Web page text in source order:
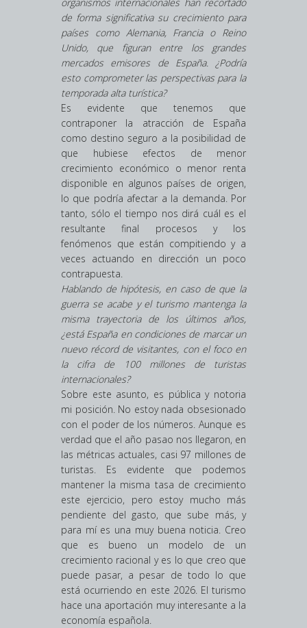
de forma significativa su crecimiento para
países como Alemania, Francia o Reino
Unido, que figuran entre los grandes
mercados emisores de España. ¿Podría
esto comprometer las perspectivas para la
temporada alta turística?
Es evidente que tenemos que
contraponer la atracción de España
como destino seguro a la posibilidad de
que hubiese efectos de menor
crecimiento económico o menor renta
disponible en algunos países de origen,
lo que podría afectar a la demanda. Por
tanto, sólo el tiempo nos dirá cuál es el
resultante final procesos y los
fenómenos que están compitiendo y a
veces actuando en dirección un poco
contrapuesta.
Hablando de hipótesis, en caso de que la
guerra se acabe y el turismo mantenga la
misma trayectoria de los últimos años,
¿está España en condiciones de marcar un
nuevo récord de visitantes, con el foco en
la cifra de 100 millones de turistas
internacionales?
Sobre este asunto, es pública y notoria
mi posición. No estoy nada obsesionado
con el poder de los números. Aunque es
verdad que el año pasao nos llegaron, en
las métricas actuales, casi 97 millones de
turistas. Es evidente que podemos
mantener la misma tasa de crecimiento
este ejercicio, pero estoy mucho más
pendiente del gasto, que sube más, y
para mí es una muy buena noticia. Creo
que es bueno un modelo de un
crecimiento racional y es lo que creo que
puede pasar, a pesar de todo lo que
está ocurriendo en este 2026. El turismo
hace una aportación muy interesante a la
economía española.